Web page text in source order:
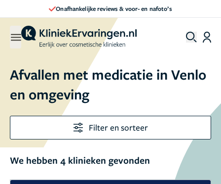
Onafhankelijke reviews & voor- en nafoto’s
Afvallen met medicatie in Venlo
en omgeving
Filter en sorteer
We hebben 4 klinieken gevonden